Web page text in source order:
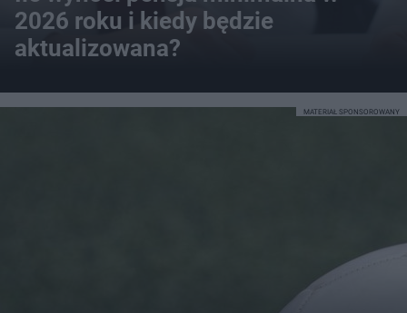
2026 roku i kiedy będzie
aktualizowana?
MATERIAŁ SPONSOROWANY